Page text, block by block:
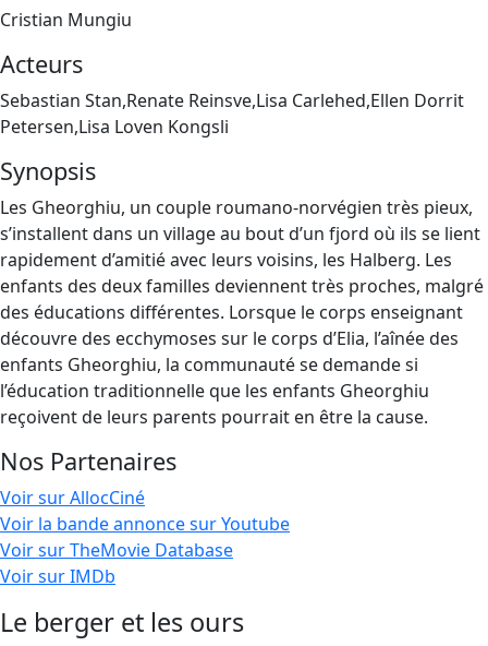
Cristian Mungiu
Acteurs
Sebastian Stan,Renate Reinsve,Lisa Carlehed,Ellen Dorrit
Petersen,Lisa Loven Kongsli
Synopsis
Les Gheorghiu, un couple roumano-norvégien très pieux,
s’installent dans un village au bout d’un fjord où ils se lient
rapidement d’amitié avec leurs voisins, les Halberg. Les
enfants des deux familles deviennent très proches, malgré
des éducations différentes. Lorsque le corps enseignant
découvre des ecchymoses sur le corps d’Elia, l’aînée des
enfants Gheorghiu, la communauté se demande si
l’éducation traditionnelle que les enfants Gheorghiu
reçoivent de leurs parents pourrait en être la cause.
Nos Partenaires
Voir sur AllocCiné
Voir la bande annonce sur Youtube
Voir sur TheMovie Database
Voir sur IMDb
Le berger et les ours